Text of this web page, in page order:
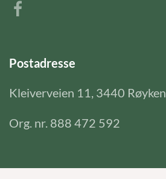
Postadresse
Kleiverveien 11, 3440 Røyken
Org. nr. 888 472 592